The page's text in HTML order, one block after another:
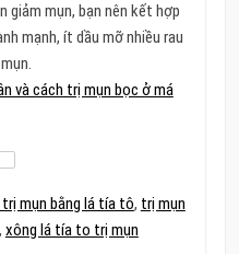
giảm mụn, bạn nên kết hợp
mạnh, ít dầu mỡ nhiều rau
và cách trị mụn bọc ở má
trị mụn bằng lá tía tô, trị mụn
, xông lá tía to trị mụn